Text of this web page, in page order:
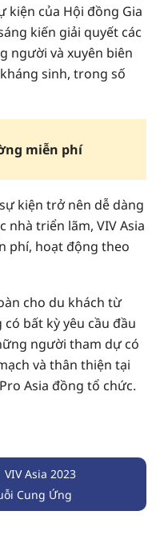
kiện của Hội đồng Gia
kiến giải quyết các
người và xuyên biên
sinh, trong số
miễn phí
kiện trở nên dễ dàng
nhà triển lãm, VIV Asia
phí, hoạt động theo
cho du khách từ
bất kỳ yêu cầu đầu
người tham dự có
và thân thiện tại
Asia đồng tổ chức.
VIV Asia 2023
Cung Ứng